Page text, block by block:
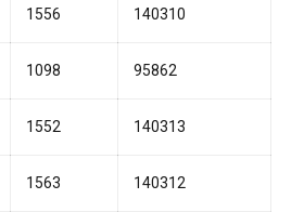
1556 140310
1098 95862
1552 140313
1563 140312